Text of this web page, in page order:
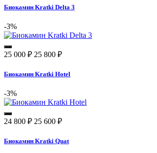
Биокамин Kratki Delta 3
-3%
25 000 ₽ 25 800 ₽
Биокамин Kratki Hotel
-3%
24 800 ₽ 25 600 ₽
Биокамин Kratki Quat